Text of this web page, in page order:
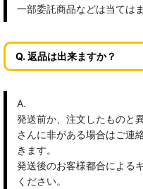
一部委託商品などは当ては
Q. 返品は出来ますか？
A.
発送前か、注文したものと
さんに非がある場合はご連
きます。
発送後のお客様都合による
ください。